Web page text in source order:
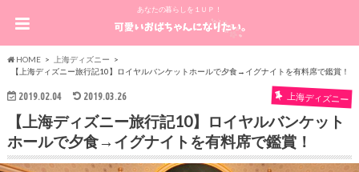
あなたの暮らしを１ＵＰ！
HOME
上海ディズニー
【上海ディズニー旅行記10】ロイヤルバンケットホールで夕食→イグナイトを有料席で鑑賞！
2019.02.04 2019.03.26 上海ディズニー
【上海ディズニー旅行記10】ロイヤルバンケット
ホールで夕食→イグナイトを有料席で鑑賞！